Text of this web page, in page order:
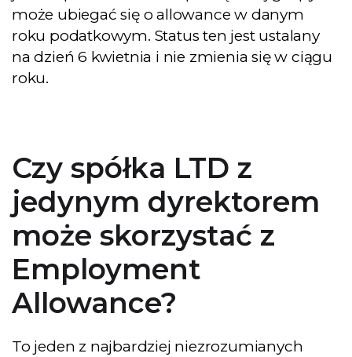
może ubiegać się o allowance w danym
roku podatkowym. Status ten jest ustalany
na dzień 6 kwietnia i nie zmienia się w ciągu
roku.
Czy spółka LTD z
jedynym dyrektorem
może skorzystać z
Employment
Allowance?
To jeden z najbardziej niezrozumianych